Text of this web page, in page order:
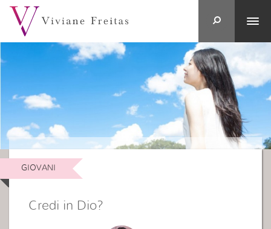
GIOVANI
Credi in Dio?